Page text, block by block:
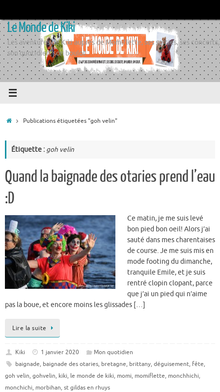
contenu
Le Monde de Kiki
Les aventures de Kiki auprès de Momiflette, ses sorties, ses concerts,
son quotidien, son boulot
AccueilPublications étiquetées "goh velin"
Étiquette : goh velin
Quand la baignade des otaries prend l’eau
:D
Ce matin, je me suis levé
bon pied bon oeil! Alors j’ai
sauté dans mes charentaises
de course. Je me suis mis en
mode footing du dimanche,
tranquile Emile, et je suis
rentré clopin clopant, parce
que j’ai un pied qui n’aime
pas la boue, et encore moins les glissades […]
Lire la suite
Kiki 1 janvier 2020
Mon quotidien
baignade, baignade des otaries, bretagne, brittany, déguisement, fête,
goh velin, gohvelin, kiki, le monde de kiki, momi, momiflette, monchhichi,
monchichi, morbihan, st gildas en rhuys